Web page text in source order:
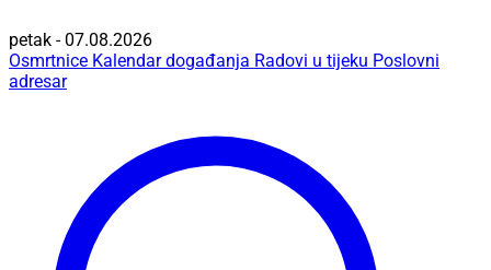
petak - 07.08.2026
Osmrtnice Kalendar događanja Radovi u tijeku Poslovni
adresar